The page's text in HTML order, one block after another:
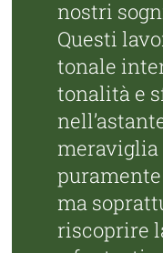
nostri
Questi
tonale
tonalità e
meraviglia
ma
riscoprire